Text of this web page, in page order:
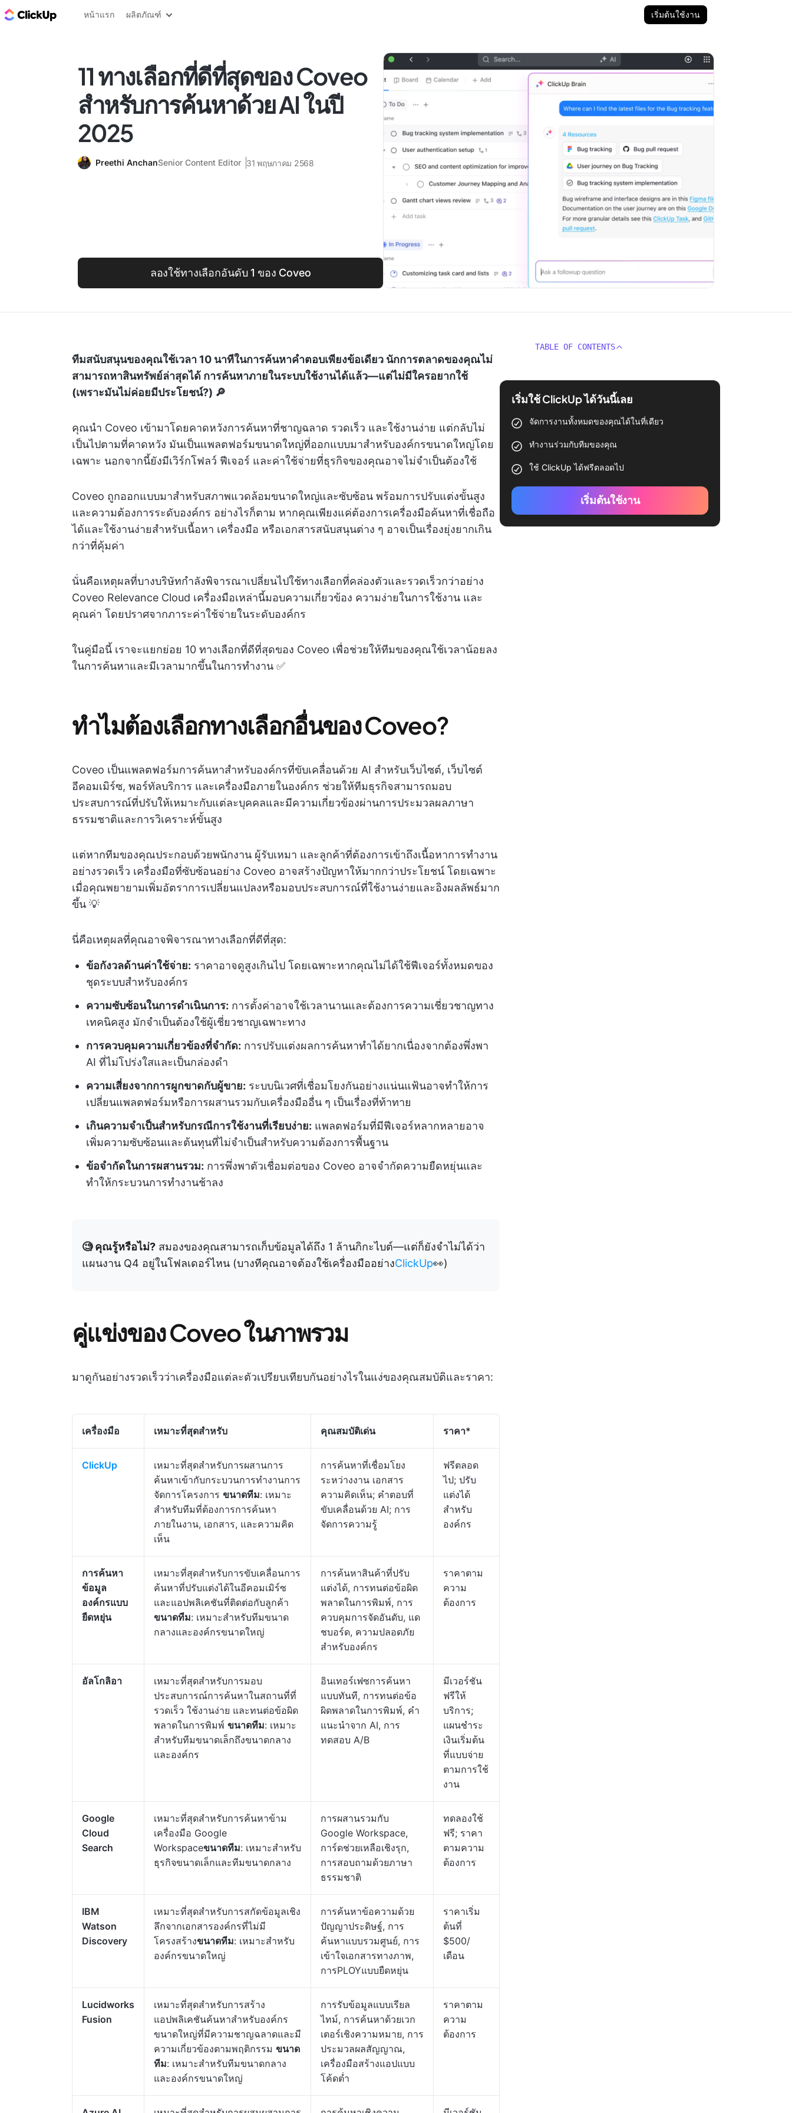
บล็อก ClickUp
หน้าแรก ผลิตภัณฑ์ เริ่มต้นใช้งาน
11 ทางเลือกที่ดีที่สุดของ Coveo
สำหรับการค้นหาด้วย AI ในปี
2025
Preethi AnchanSenior Content Editor 31 พฤษภาคม 2568
ลองใช้ทางเลือกอันดับ 1 ของ Coveo
ทีมสนับสนุนของคุณใช้เวลา 10 นาทีในการค้นหาคำตอบเพียงข้อเดียว นักการตลาดของคุณไม่
สามารถหาสินทรัพย์ล่าสุดได้ การค้นหาภายในระบบใช้งานได้แล้ว—แต่ไม่มีใครอยากใช้
(เพราะมันไม่ค่อยมีประโยชน์?) 🔎
คุณนำ Coveo เข้ามาโดยคาดหวังการค้นหาที่ชาญฉลาด รวดเร็ว และใช้งานง่าย แต่กลับไม่
เป็นไปตามที่คาดหวัง มันเป็นแพลตฟอร์มขนาดใหญ่ที่ออกแบบมาสำหรับองค์กรขนาดใหญ่โดย
เฉพาะ นอกจากนี้ยังมีเวิร์กโฟลว์ ฟีเจอร์ และค่าใช้จ่ายที่ธุรกิจของคุณอาจไม่จำเป็นต้องใช้
Coveo ถูกออกแบบมาสำหรับสภาพแวดล้อมขนาดใหญ่และซับซ้อน พร้อมการปรับแต่งขั้นสูง
และความต้องการระดับองค์กร อย่างไรก็ตาม หากคุณเพียงแค่ต้องการเครื่องมือค้นหาที่เชื่อถือ
ได้และใช้งานง่ายสำหรับเนื้อหา เครื่องมือ หรือเอกสารสนับสนุนต่าง ๆ อาจเป็นเรื่องยุ่งยากเกิน
กว่าที่คุ้มค่า
นั่นคือเหตุผลที่บางบริษัทกำลังพิจารณาเปลี่ยนไปใช้ทางเลือกที่คล่องตัวและรวดเร็วกว่าอย่าง
Coveo Relevance Cloud เครื่องมือเหล่านี้มอบความเกี่ยวข้อง ความง่ายในการใช้งาน และ
คุณค่า โดยปราศจากภาระค่าใช้จ่ายในระดับองค์กร
ในคู่มือนี้ เราจะแยกย่อย 10 ทางเลือกที่ดีที่สุดของ Coveo เพื่อช่วยให้ทีมของคุณใช้เวลาน้อยลง
ในการค้นหาและมีเวลามากขึ้นในการทำงาน ✅
ทำไมต้องเลือกทางเลือกอื่นของ Coveo?
Coveo เป็นแพลตฟอร์มการค้นหาสำหรับองค์กรที่ขับเคลื่อนด้วย AI สำหรับเว็บไซต์, เว็บไซต์
อีคอมเมิร์ซ, พอร์ทัลบริการ และเครื่องมือภายในองค์กร ช่วยให้ทีมธุรกิจสามารถมอบ
ประสบการณ์ที่ปรับให้เหมาะกับแต่ละบุคคลและมีความเกี่ยวข้องผ่านการประมวลผลภาษา
ธรรมชาติและการวิเคราะห์ขั้นสูง
แต่หากทีมของคุณประกอบด้วยพนักงาน ผู้รับเหมา และลูกค้าที่ต้องการเข้าถึงเนื้อหาการทำงาน
อย่างรวดเร็ว เครื่องมือที่ซับซ้อนอย่าง Coveo อาจสร้างปัญหาให้มากกว่าประโยชน์ โดยเฉพาะ
เมื่อคุณพยายามเพิ่มอัตราการเปลี่ยนแปลงหรือมอบประสบการณ์ที่ใช้งานง่ายและอิงผลลัพธ์มาก
ขึ้น 💡
นี่คือเหตุผลที่คุณอาจพิจารณาทางเลือกที่ดีที่สุด:
ข้อกังวลด้านค่าใช้จ่าย: ราคาอาจดูสูงเกินไป โดยเฉพาะหากคุณไม่ได้ใช้ฟีเจอร์ทั้งหมดของ
ชุดระบบสำหรับองค์กร
ความซับซ้อนในการดำเนินการ: การตั้งค่าอาจใช้เวลานานและต้องการความเชี่ยวชาญทาง
เทคนิคสูง มักจำเป็นต้องใช้ผู้เชี่ยวชาญเฉพาะทาง
การควบคุมความเกี่ยวข้องที่จำกัด: การปรับแต่งผลการค้นหาทำได้ยากเนื่องจากต้องพึ่งพา
AI ที่ไม่โปร่งใสและเป็นกล่องดำ
ความเสี่ยงจากการผูกขาดกับผู้ขาย: ระบบนิเวศที่เชื่อมโยงกันอย่างแน่นแฟ้นอาจทำให้การ
เปลี่ยนแพลตฟอร์มหรือการผสานรวมกับเครื่องมืออื่น ๆ เป็นเรื่องที่ท้าทาย
เกินความจำเป็นสำหรับกรณีการใช้งานที่เรียบง่าย: แพลตฟอร์มที่มีฟีเจอร์หลากหลายอาจ
เพิ่มความซับซ้อนและต้นทุนที่ไม่จำเป็นสำหรับความต้องการพื้นฐาน
ข้อจำกัดในการผสานรวม: การพึ่งพาตัวเชื่อมต่อของ Coveo อาจจำกัดความยืดหยุ่นและ
ทำให้กระบวนการทำงานช้าลง
🧐 คุณรู้หรือไม่? สมองของคุณสามารถเก็บข้อมูลได้ถึง 1 ล้านกิกะไบต์—แต่ก็ยังจำไม่ได้ว่า
แผนงาน Q4 อยู่ในโฟลเดอร์ไหน (บางทีคุณอาจต้องใช้เครื่องมืออย่างClickUp👀)
คู่แข่งของ Coveo ในภาพรวม
มาดูกันอย่างรวดเร็วว่าเครื่องมือแต่ละตัวเปรียบเทียบกันอย่างไรในแง่ของคุณสมบัติและราคา:
เครื่องมือ เหมาะที่สุดสำหรับ คุณสมบัติเด่น ราคา*
ClickUp
เหมาะที่สุดสำหรับการผสานการ
ค้นหาเข้ากับกระบวนการทำงานการ
จัดการโครงการ ขนาดทีม: เหมาะ
สำหรับทีมที่ต้องการการค้นหา
ภายในงาน, เอกสาร, และความคิด
เห็น
การค้นหาที่เชื่อมโยง
ระหว่างงาน เอกสาร
ความคิดเห็น; คำตอบที่
ขับเคลื่อนด้วย AI; การ
จัดการความรู้
ฟรีตลอด
ไป; ปรับ
แต่งได้
สำหรับ
องค์กร
การค้นหา
ข้อมูล
องค์กรแบบ
ยืดหยุ่น
เหมาะที่สุดสำหรับการขับเคลื่อนการ
ค้นหาที่ปรับแต่งได้ในอีคอมเมิร์ซ
และแอปพลิเคชันที่ติดต่อกับลูกค้า
ขนาดทีม: เหมาะสำหรับทีมขนาด
กลางและองค์กรขนาดใหญ่
การค้นหาสินค้าที่ปรับ
แต่งได้, การทนต่อข้อผิด
พลาดในการพิมพ์, การ
ควบคุมการจัดอันดับ, แด
ชบอร์ด, ความปลอดภัย
สำหรับองค์กร
ราคาตาม
ความ
ต้องการ
อัลโกลิอา
เหมาะที่สุดสำหรับการมอบ
ประสบการณ์การค้นหาในสถานที่ที่
รวดเร็ว ใช้งานง่าย และทนต่อข้อผิด
พลาดในการพิมพ์ ขนาดทีม: เหมาะ
สำหรับทีมขนาดเล็กถึงขนาดกลาง
และองค์กร
อินเทอร์เฟซการค้นหา
แบบทันที, การทนต่อข้อ
ผิดพลาดในการพิมพ์, คำ
แนะนำจาก AI, การ
ทดสอบ A/B
มีเวอร์ชัน
ฟรีให้
บริการ;
แผนชำระ
เงินเริ่มต้น
ที่แบบจ่าย
ตามการใช้
งาน
Google
Cloud
Search
เหมาะที่สุดสำหรับการค้นหาข้าม
เครื่องมือ Google
Workspaceขนาดทีม: เหมาะสำหรับ
ธุรกิจขนาดเล็กและทีมขนาดกลาง
การผสานรวมกับ
Google Workspace,
การ์ดช่วยเหลือเชิงรุก,
การสอบถามด้วยภาษา
ธรรมชาติ
ทดลองใช้
ฟรี; ราคา
ตามความ
ต้องการ
IBM
Watson
Discovery
เหมาะที่สุดสำหรับการสกัดข้อมูลเชิง
ลึกจากเอกสารองค์กรที่ไม่มี
โครงสร้างขนาดทีม: เหมาะสำหรับ
องค์กรขนาดใหญ่
การค้นหาข้อความด้วย
ปัญญาประดิษฐ์, การ
ค้นหาแบบรวมศูนย์, การ
เข้าใจเอกสารทางภาพ,
การPLOYแบบยืดหยุ่น
ราคาเริ่ม
ต้นที่
$500/
เดือน
Lucidworks
Fusion
เหมาะที่สุดสำหรับการสร้าง
แอปพลิเคชันค้นหาสำหรับองค์กร
ขนาดใหญ่ที่มีความชาญฉลาดและมี
ความเกี่ยวข้องตามพฤติกรรม ขนาด
ทีม: เหมาะสำหรับทีมขนาดกลาง
และองค์กรขนาดใหญ่
การรับข้อมูลแบบเรียล
ไทม์, การค้นหาด้วยเวก
เตอร์เชิงความหมาย, การ
ประมวลผลสัญญาณ,
เครื่องมือสร้างแอปแบบ
โค้ดต่ำ
ราคาตาม
ความ
ต้องการ
TABLE OF CONTENTS
เริ่มใช้ ClickUp ได้วันนี้เลย
จัดการงานทั้งหมดของคุณได้ในที่เดียว
ทำงานร่วมกับทีมของคุณ
ใช้ ClickUp ได้ฟรีตลอดไป
เริ่มต้นใช้งาน